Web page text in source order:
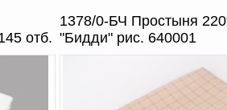
отб.
1378/0-БЧ Простыня
"Бидди" рис. 640001